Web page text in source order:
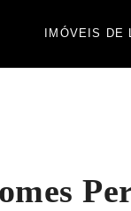
IMÓVEIS DE